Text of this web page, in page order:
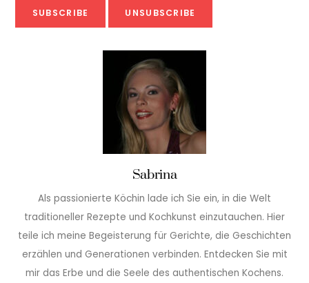
Sabrina
Als passionierte Köchin lade ich Sie ein, in die Welt
traditioneller Rezepte und Kochkunst einzutauchen. Hier
teile ich meine Begeisterung für Gerichte, die Geschichten
erzählen und Generationen verbinden. Entdecken Sie mit
mir das Erbe und die Seele des authentischen Kochens.